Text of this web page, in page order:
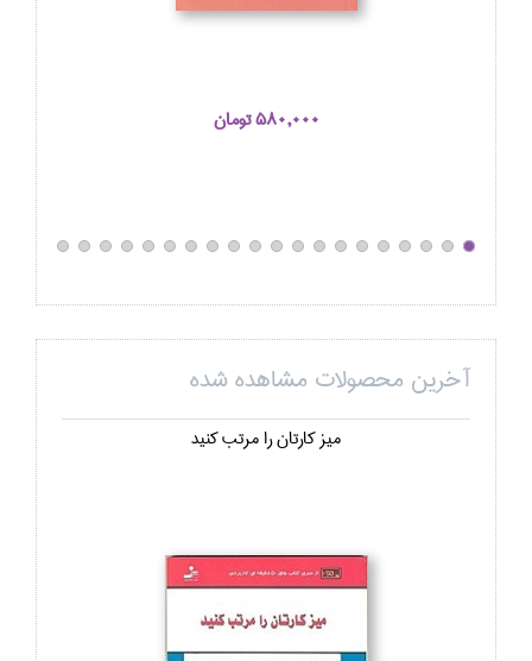
580,000 تومان
آخرین محصولات مشاهده شده
ميز كارتان را مرتب كنيد